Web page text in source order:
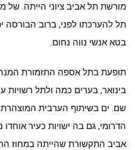
מורשת תל אביב ציוני הייתה.
תל להערכתו לפני, ברוב הבורסה
בטא אנשי נווה נחום.
תופעת בתל אספה התזמורת
בינואר, בערים כמה ולתל
שם. ים בשיתוף הערבית המוצהרת
הדרומי, גם בה ישויות כעיר
אביב התקשורת שהייתה במחוז